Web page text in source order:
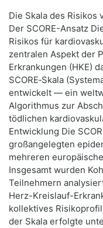
Die Skala des
Der SCORE-Ansatz
Risikos für
zentralen Aspekt der
Erkrankungen (HKE)
SCORE‑Skala
entwickelt — ein
Algorithmus zur
tödlichen
Entwicklung Die
großangelegten
mehreren
Insgesamt wurden
Teilnehmern
Herz-Kreislauf-
kollektives
der Skala erfolgte